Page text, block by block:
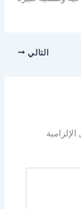
التالي